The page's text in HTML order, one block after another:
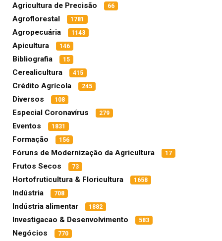
Agricultura de Precisão 66
Agroflorestal 1781
Agropecuária 1143
Apicultura 146
Bibliografia 15
Cerealicultura 415
Crédito Agrícola 245
Diversos 108
Especial Coronavírus 279
Eventos 1831
Formação 156
Fóruns de Modernização da Agricultura 17
Frutos Secos 73
Hortofruticultura & Floricultura 1658
Indústria 708
Indústria alimentar 1882
Investigacao & Desenvolvimento 583
Negócios 770